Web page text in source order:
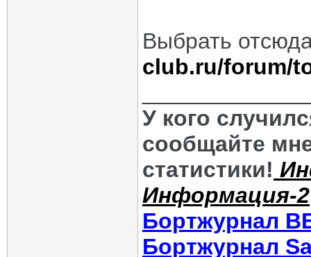
Выбрать
club.ru/forum/
У кого
сообщайте
статистики!
Информация-2
Бортжурнал
Бортжурнал